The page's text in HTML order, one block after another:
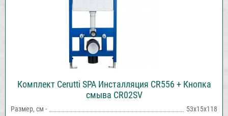
Комплект Cerutti SPA Инсталляция CR556 + Кнопка
смыва CR02SV
Размер, см - 53х15х118